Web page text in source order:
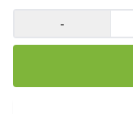
-